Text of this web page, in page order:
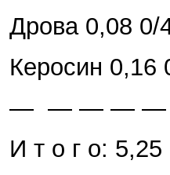
Дрова 0,08 0/
Керосин 0,16
— — — — —
И т о г о: 5,25